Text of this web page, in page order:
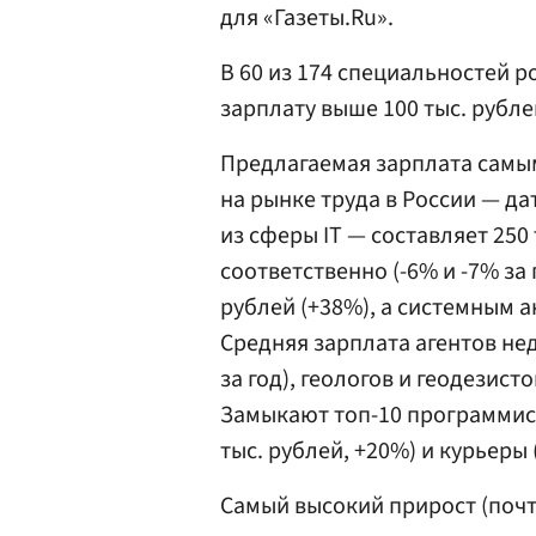
для «Газеты.Ru».
В 60 из 174 специальностей
зарплату выше 100 тыс.
Предлагаемая зарплата
на рынке труда в России —
из сферы IT — составляет
соответственно (-6% и -7%
рублей (+38%), а системным
Средняя зарплата агентов
за год), геологов и
Замыкают топ-10
тыс. рублей, +20%) и
Самый высокий прирост